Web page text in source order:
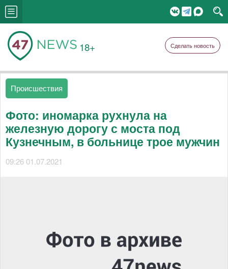
18+ Сделать новость
Происшествия
Фото: иномарка рухнула на
железную дорогу с моста под
Кузнечным, в больнице трое мужчин
09:26 01.07.2021